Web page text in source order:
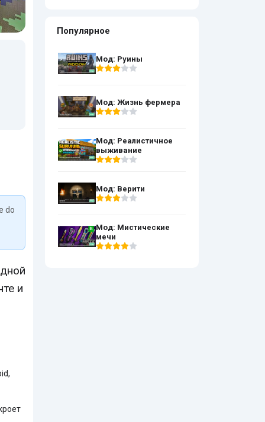
do
и
Популярное
Мод: Руины
Мод: Жизнь фермера
Мод: Реалистичное
выживание
Мод: Верити
Мод: Мистические
мечи